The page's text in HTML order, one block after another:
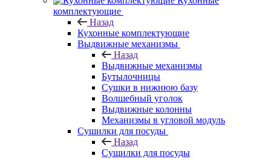
комплектующие
Назад
Кухонные комплектующие
Выдвижные механизмы
Назад
Выдвижные механизмы
Бутылочницы
Сушки в нижнюю базу
Волшебный уголок
Выдвижные колонны
Механизмы в угловой модуль
Сушилки для посуды
Назад
Сушилки для посуды